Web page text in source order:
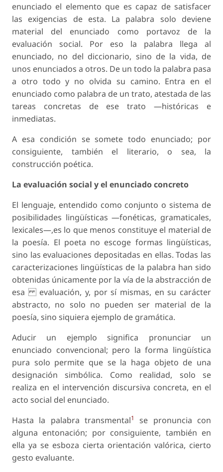
enunciado el elemento que es capaz de satisfacer
las exigencias de esta. La palabra solo deviene
material del enunciado como portavoz de la
evaluación social. Por eso la palabra llega al
enunciado, no del diccionario, sino de la vida, de
unos enunciados a otros. De un todo la palabra pasa
a otro todo y no olvida su camino. Entra en el
enunciado como palabra de un trato, atestada de las
tareas concretas de ese trato —históricas e
inmediatas.
A esa condición se somete todo enunciado; por
consiguiente, también el literario, o sea, la
construcción poética.
La evaluación social y el enunciado concreto
El lenguaje, entendido como conjunto o sistema de
posibilidades lingüísticas —fonéticas, gramaticales,
lexicales—,es lo que menos constituye el material de
la poesía. El poeta no escoge formas lingüísticas,
sino las evaluaciones depositadas en ellas. Todas las
caracterizaciones lingüísticas de la palabra han sido
obtenidas únicamente por la vía de la abstracción de
esa evaluación, y, por sí mismas, en su carácter
abstracto, no solo no pueden ser material de la
poesía, sino siquiera ejemplo de gramática.
Aducir un ejemplo significa pronunciar un
enunciado convencional; pero la forma lingüística
pura solo permite que se la haga objeto de una
designación simbólica. Como realidad, solo se
realiza en el intervención discursiva concreta, en el
acto social del enunciado.
Hasta la palabra transmental1
se pronuncia con
alguna entonación; por consiguiente, también en
ella ya se esboza cierta orientación valórica, cierto
gesto evaluante.